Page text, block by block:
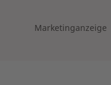
Marketinganzeige